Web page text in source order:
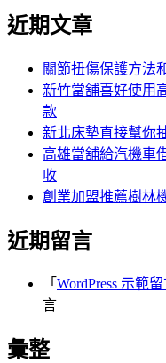
近期文章
關節扭傷保護方法
新竹當舖喜好使用
款
新北床墊直接幫你
高雄當舖給汽機車
收
創業加盟推薦樹林
近期留言
「 WordPress 示範
言
彙整